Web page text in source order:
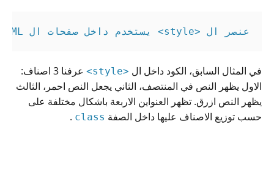
عنصر ال <style> يستخدم داخل صفحات ال HTML لتعريف ال CSS.
في المثال السابق، الكود داخل ال <style>
عرفنا 3 اصناف:
الاول يظهر النص في المنتصف، الثاني يجعل النص احمر، الثالث
يظهر النص ازرق. تظهر العنواين الاربعة باشكال مختلفة على
حسب توزيع الاصناف عليها داخل الصفة class
.